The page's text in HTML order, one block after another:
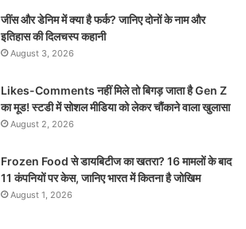
जींस और डेनिम में क्या है फर्क? जानिए दोनों के नाम और
इतिहास की दिलचस्प कहानी
August 3, 2026
Likes-Comments नहीं मिले तो बिगड़ जाता है Gen Z
का मूड! स्टडी में सोशल मीडिया को लेकर चौंकाने वाला खुलासा
August 2, 2026
Frozen Food से डायबिटीज का खतरा? 16 मामलों के बाद
11 कंपनियों पर केस, जानिए भारत में कितना है जोखिम
August 1, 2026